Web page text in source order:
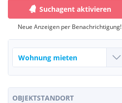
Suchagent aktivieren
Neue Anzeigen per Benachrichtigung!
OBJEKTSTANDORT